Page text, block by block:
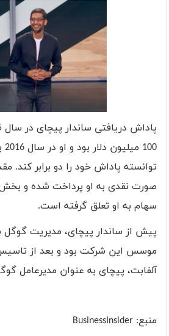
توانسته پاداش خود را دو برابر کند.
صورت نقدی به او پرداخت شده و
سهام به او تعلق گرفته است.
پیش از ساندار پیچای، مدیریت گوگل
موسس این شرکت بود و بعد از
آلفابت، پیچای به عنوان مدیرعامل
منبع: BusinessInsider